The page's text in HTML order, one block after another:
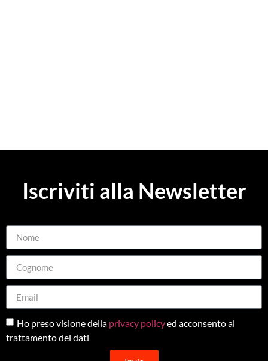
Iscriviti alla Newsletter
Ho preso visione della privacy policyed acconsento al
trattamento dei dati